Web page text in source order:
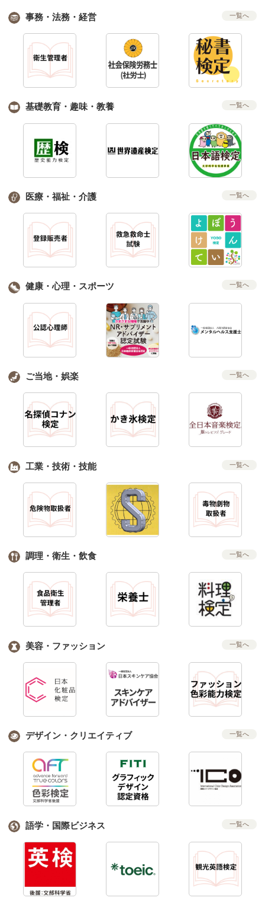
事務・法務・経営 一覧へ
基礎教育・趣味・教養 一覧へ
医療・福祉・介護 一覧へ
健康・心理・スポーツ 一覧へ
ご当地・娯楽 一覧へ
工業・技術・技能 一覧へ
調理・衛生・飲食 一覧へ
美容・ファッション 一覧へ
デザイン・クリエイティブ 一覧へ
語学・国際ビジネス 一覧へ